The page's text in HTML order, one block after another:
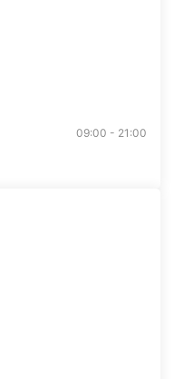
09:00 - 21:00